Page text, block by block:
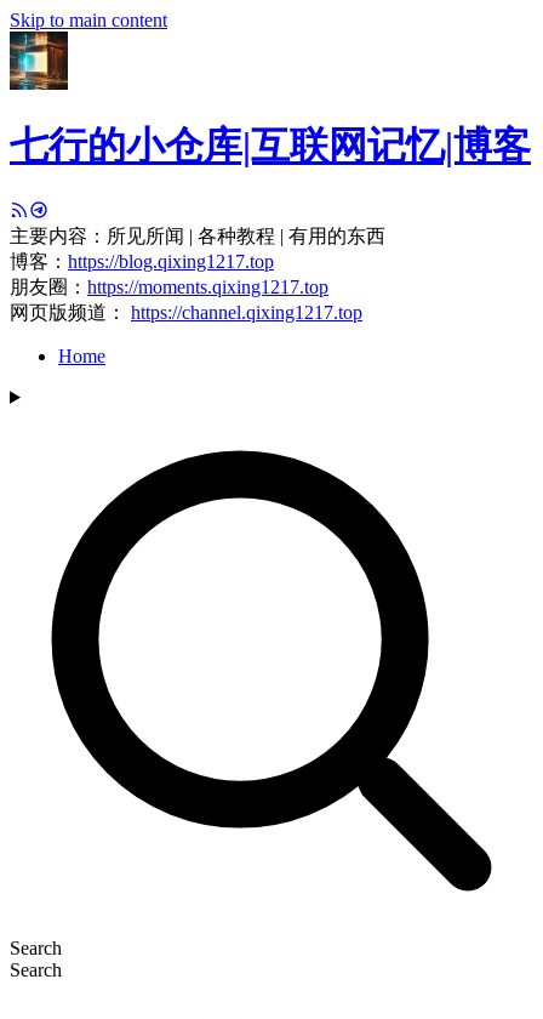
Skip to main content
七行的小仓库|互联网记忆|博客
主要内容：所见所闻 | 各种教程 | 有用的东西
博客： https://blog.qixing1217.top
朋友圈： https://moments.qixing1217.top
网页版频道： https://channel.qixing1217.top
Home
Search
Search